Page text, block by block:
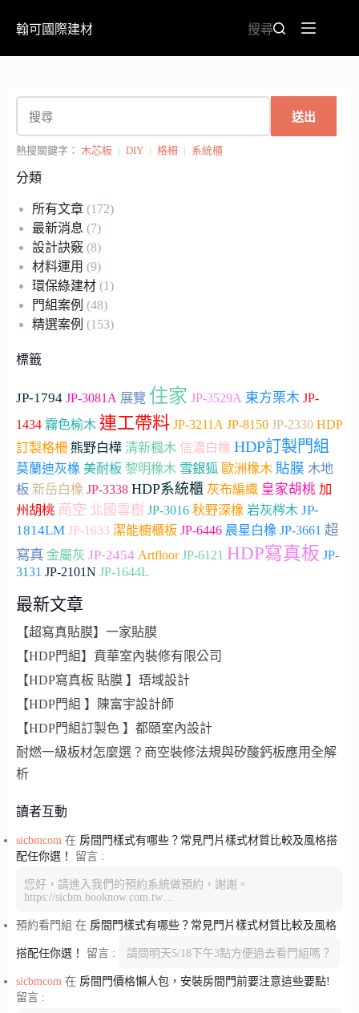
翰可國際建材 搜尋
送出
熱搜關鍵字： 木芯板 | DIY | 格柵 | 系統櫃
分類
所有文章 (172)
最新消息 (7)
設計訣竅 (8)
材料運用 (9)
環保綠建材 (1)
門組案例 (48)
精選案例 (153)
標籤
JP-1794 JP-3081A 展覽 住家 JP-3529A 東方栗木 JP-
1434 霧色榆木 連工帶料 JP-3211A JP-8150 JP-2330 HDP
訂製格柵 熊野白樺 清新楓木 信濃白橡 HDP訂製門組
莫蘭迪灰橡 美耐板 黎明橡木 雪銀狐 歐洲橡木 貼膜 木地
板 新岳白橡 JP-3338 HDP系統櫃 灰布編織 皇家胡桃 加
州胡桃 商空 北國雪樹 JP-3016 秋野深橡 岩灰梣木 JP-
1814LM JP-1633 潔能櫥櫃板 JP-6446 晨星白橡 JP-3661 超
寫真 金屬灰 JP-2454 Artfloor JP-6121 HDP寫真板 JP-
3131 JP-2101N JP-1644L
最新文章
【超寫真貼膜】一家貼膜
【HDP門組】賁華室內裝修有限公司
【HDP寫真板 貼膜 】珸域設計
【HDP門組 】陳富宇設計師
【HDP門組訂製色 】都頤室內設計
耐燃一級板材怎麼選？商空裝修法規與矽酸鈣板應用全解
析
讀者互動
sicbmcom 在 房間門樣式有哪些？常見門片樣式材質比較及風格搭
配任你選！
留言 :
您好，請進入我們的預約系統做預約，謝謝。
https://sicbm.booknow.com.tw…
預約看門組 在 房間門樣式有哪些？常見門片樣式材質比較及風格
搭配任你選！ 留言 : 請問明天5/18下午3點方便過去看門組嗎？
sicbmcom 在 房間門價格懶人包，安裝房間門前要注意這些要點!
留言 :